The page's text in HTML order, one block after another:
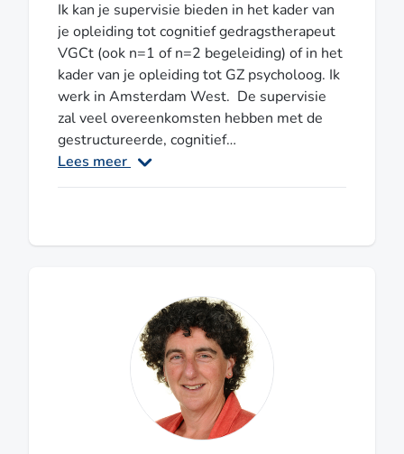
Ik kan je supervisie bieden in het kader van
je opleiding tot cognitief gedragstherapeut
VGCt (ook n=1 of n=2 begeleiding) of in het
kader van je opleiding tot GZ psycholoog. Ik
werk in Amsterdam West. De supervisie
zal veel overeenkomsten hebben met de
gestructureerde, cognitief
gedragstherapeutische werkwijze: ik werk
met een supervisiecontract, een agenda,
implementatie en toetsing van die doelen
Tijdens de supervisie maken we zoveel
mogelijk gebruik van beeldopnames,
rollenspellen en ander materiaal zoals
verslagen, registraties en testuitslagen.
Over mijn stijl: ik werk gestructureerd, ik
ben actief en energiek, ik mag graag een
grapje maken en ik kan niet genoeg
benadrukken dat je fouten mag maken om
Lees meer